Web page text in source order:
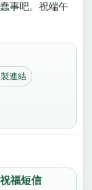
事吧。祝端午
連結
福短信